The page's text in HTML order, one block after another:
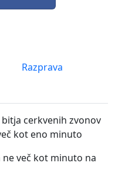
Razprava
cerkvenih zvonov
kot eno minuto
več kot minuto na